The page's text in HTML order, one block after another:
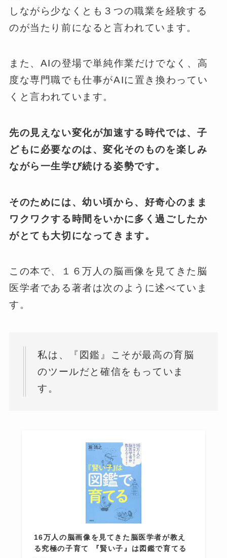
しながら少なくとも３つの職業を経験する
のが当たり前になると言われています。
また、AIの登場で単純作業だけでなく、高
度な専門職でも仕事がAIに置き換わってい
くと言われています。
先の見えない変化が加速する時代では、子
どもに必要なのは、変化そのものを楽しみ
ながら一生学び続ける姿勢です。
そのためには、幼い頃から、好奇心のまま
ワクワクする時間をいかに多く過ごしたか
がとても大切になってきます。
この本で、１６万人の脳画像を見てきた脳
医学者である著者は次のように述べていま
す。
私は、『図鑑』こそが最高の育脳
のツールだと確信をもっていま
す。
16万人の脳画像を見てきた脳医学者が教え
る究極の子育て 『賢い子』は図鑑で育てる